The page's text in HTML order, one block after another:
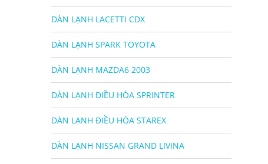
DÀN LẠNH LACETTI CDX
DÀN LẠNH SPARK TOYOTA
DÀN LẠNH MAZDA6 2003
DÀN LẠNH ĐIỀU HÒA SPRINTER
DÀN LẠNH ĐIỀU HÒA STAREX
DÀN LẠNH NISSAN GRAND LIVINA